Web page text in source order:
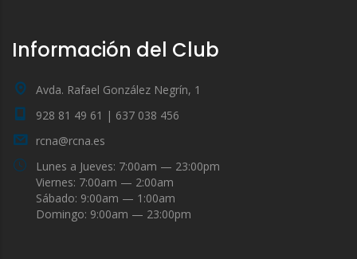
Información del Club
Avda. Rafael González Negrín, 1
928 81 49 61 | 637 038 456
rcna@rcna.es
Lunes a Jueves: 7:00am — 23:00pm
Viernes: 7:00am — 2:00am
Sábado: 9:00am — 1:00am
Domingo: 9:00am — 23:00pm